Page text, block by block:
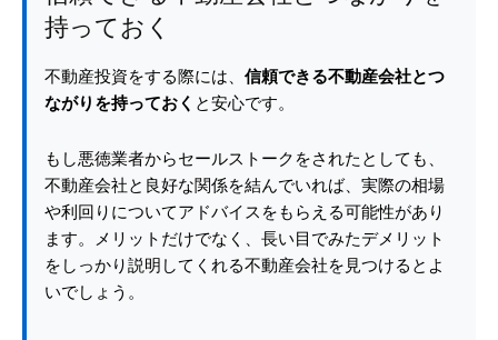
持っておく
不動産投資をする際には、 信頼できる不動産会社とつ
ながりを持っておく と安心です。
もし悪徳業者からセールストークをされたとしても、
不動産会社と良好な関係を結んでいれば、実際の相場
や利回りについてアドバイスをもらえる可能性があり
ます。メリットだけでなく、長い目でみたデメリット
をしっかり説明してくれる不動産会社を見つけるとよ
いでしょう。